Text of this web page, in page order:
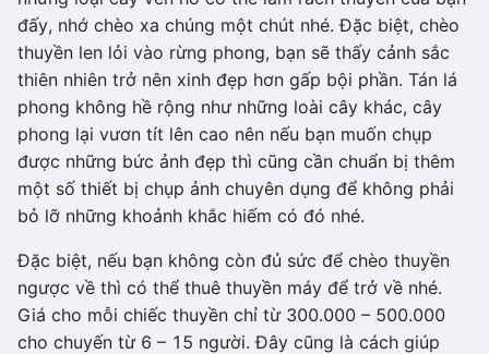
đấy, nhớ chèo xa chúng một chút nhé. Đặc biệt, chèo
thuyền len lỏi vào rừng phong, bạn sẽ thấy cảnh sắc
thiên nhiên trở nên xinh đẹp hơn gấp bội phần. Tán lá
phong không hề rộng như những loài cây khác, cây
phong lại vươn tít lên cao nên nếu bạn muốn chụp
được những bức ảnh đẹp thì cũng cần chuẩn bị thêm
một số thiết bị chụp ảnh chuyên dụng để không phải
bỏ lỡ những khoảnh khắc hiếm có đó nhé.
Đặc biệt, nếu bạn không còn đủ sức để chèo thuyền
ngược về thì có thể thuê thuyền máy để trở về nhé.
Giá cho mỗi chiếc thuyền chỉ từ 300.000 – 500.000
cho chuyến từ 6 – 15 người. Đây cũng là cách giúp